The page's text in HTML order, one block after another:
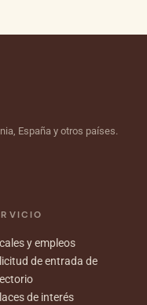
España y otros países.
y empleos
de entrada de
de interés